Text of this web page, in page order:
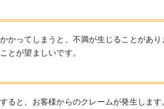
かってしまうと、不満が生じることがあり
とが望ましいです。
ると、お客様からのクレームが発生します